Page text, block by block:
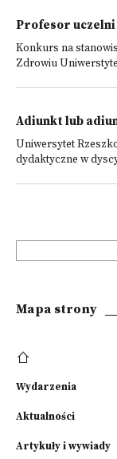
Profesor uczelni
Konkurs na
Zdrowiu
Adiunkt lub
Uniwersytet
dydaktyczne w
Mapa strony
Wydarzenia
Aktualności
Artykuły i wywiady